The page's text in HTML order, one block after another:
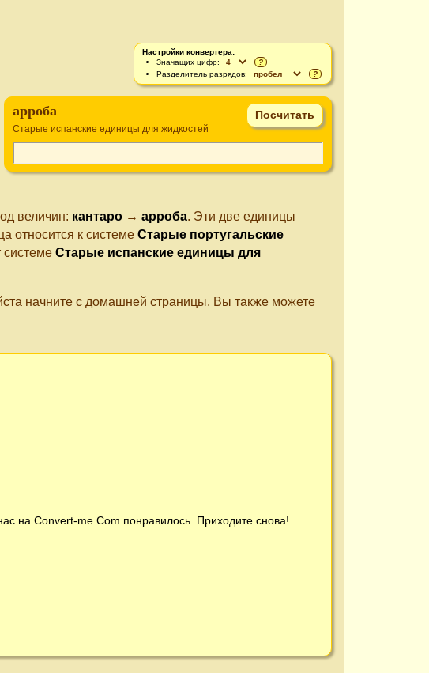
Настройки конвертера:
Значащих цифр:
?
Разделитель разрядов:
?
арроба
Старые испанские единицы для жидкостей
величин: кантаро → арроба. Эти две единицы
относится к системе Старые португальские
системе Старые испанские единицы для
начните с домашней страницы. Вы также можете
на Convert-me.Com понравилось. Приходите снова!